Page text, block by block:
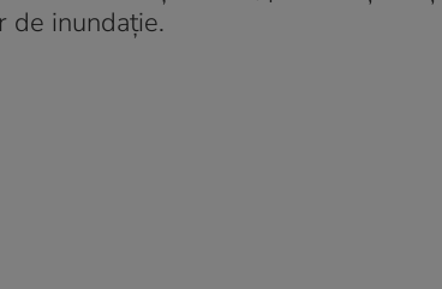
de inundaţie.